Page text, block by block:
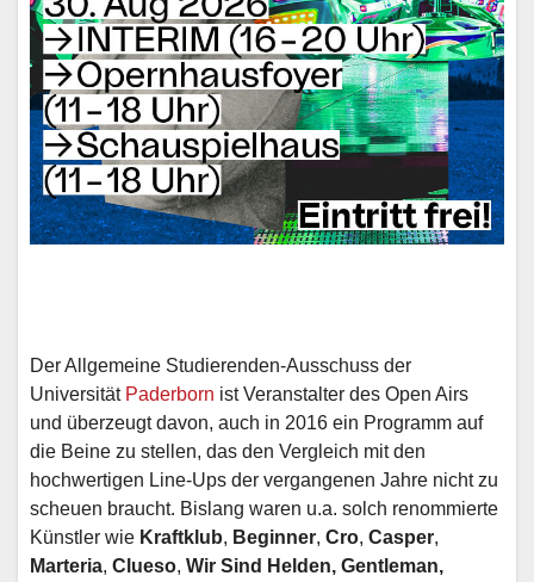
Der Allgemeine Studierenden-Ausschuss der
Universität Paderborn ist Veranstalter des Open Airs
und überzeugt davon, auch in 2016 ein Programm auf
die Beine zu stellen, das den Vergleich mit den
hochwertigen Line-Ups der vergangenen Jahre nicht zu
scheuen braucht. Bislang waren u.a. solch renommierte
Künstler wie Kraftklub, Beginner, Cro, Casper,
Marteria, Clueso, Wir Sind Helden, Gentleman,